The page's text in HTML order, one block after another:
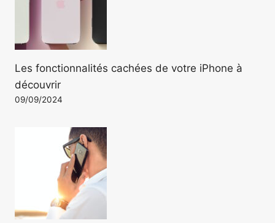
Les fonctionnalités cachées de votre iPhone à
découvrir
09/09/2024